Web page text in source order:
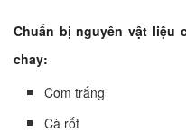
Chuẩn bị nguyên vật liệu
chay:
Cơm trắng
Cà rốt